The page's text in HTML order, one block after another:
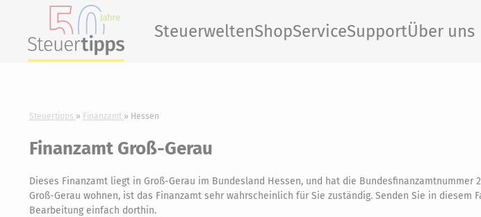
SteuerweltenShopServiceSupportÜber uns
Steuertipps Finanzamt Hessen
Finanzamt Groß-Gerau
Dieses Finanzamt liegt in Groß-Gerau im Bundesland Hessen, und hat die Bundesfinanzamtnummer
Groß-Gerau wohnen, ist das Finanzamt sehr wahrscheinlich für Sie zuständig. Senden Sie in diesem
Bearbeitung einfach dorthin.